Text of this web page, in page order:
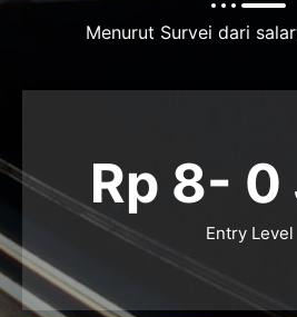
Menurut Survei dari
Rp 8- 0
Entry Level